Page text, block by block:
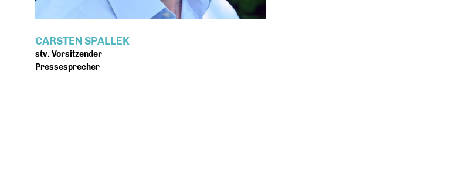
CARSTEN SPALLEK
stv. Vorsitzender
Pressesprecher